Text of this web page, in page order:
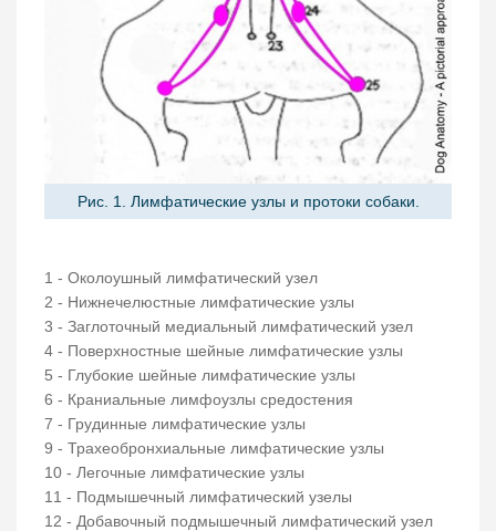
Рис. 1. Лимфатические узлы и протоки собаки.
1 - Околоушный лимфатический узел
2 - Нижнечелюстные лимфатические узлы
3 - Заглоточный медиальный лимфатический узел
4 - Поверхностные шейные лимфатические узлы
5 - Глубокие шейные лимфатические узлы
6 - Краниальные лимфоузлы средостения
7 - Грудинные лимфатические узлы
9 - Трахеобронхиальные лимфатические узлы
10 - Легочные лимфатические узлы
11 - Подмышечный лимфатический узелы
12 - Добавочный подмышечный лимфатический узел